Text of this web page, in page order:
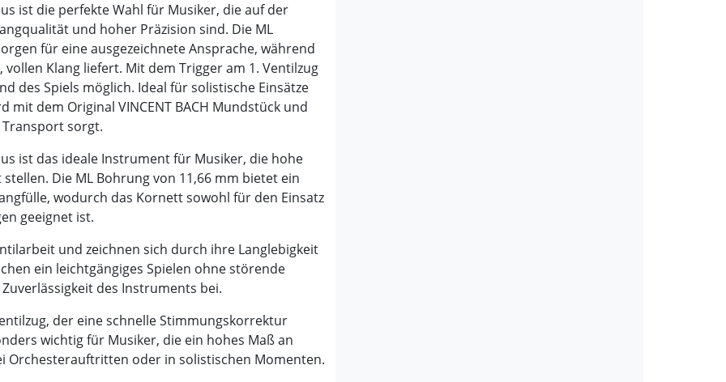
ist die perfekte Wahl für Musiker, die auf der
und hoher Präzision sind. Die ML
für eine ausgezeichnete Ansprache, während
Klang liefert. Mit dem Trigger am 1. Ventilzug
des Spiels möglich. Ideal für solistische Einsätze
dem Original VINCENT BACH Mundstück und
sorgt.
ist das ideale Instrument für Musiker, die hohe
Die ML Bohrung von 11,66 mm bietet ein
wodurch das Kornett sowohl für den Einsatz
geeignet ist.
und zeichnen sich durch ihre Langlebigkeit
ein leichtgängiges Spielen ohne störende
des Instruments bei.
der eine schnelle Stimmungskorrektur
wichtig für Musiker, die ein hohes Maß an
Orchesterauftritten oder in solistischen Momenten.